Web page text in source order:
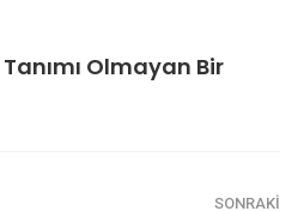
Olmayan Bir
SONRAKI